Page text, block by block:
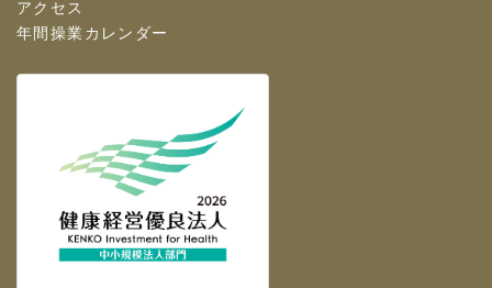
アクセス
年間操業カレンダー